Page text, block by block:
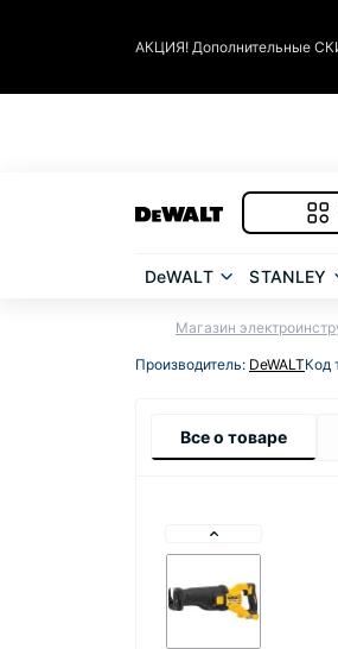
АКЦИЯ! Дополнительные
DeWALT STANLEY
Магазин
Производитель: DeWALTКод
Все о товаре